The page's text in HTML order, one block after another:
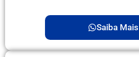
Saiba Mais